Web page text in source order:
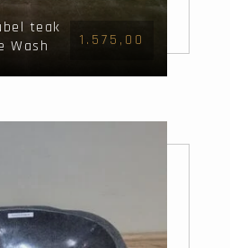
teak
Wash
1.575,00